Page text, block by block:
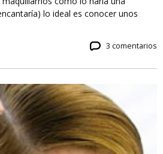
lo ideal es conocer unos
3 comentarios